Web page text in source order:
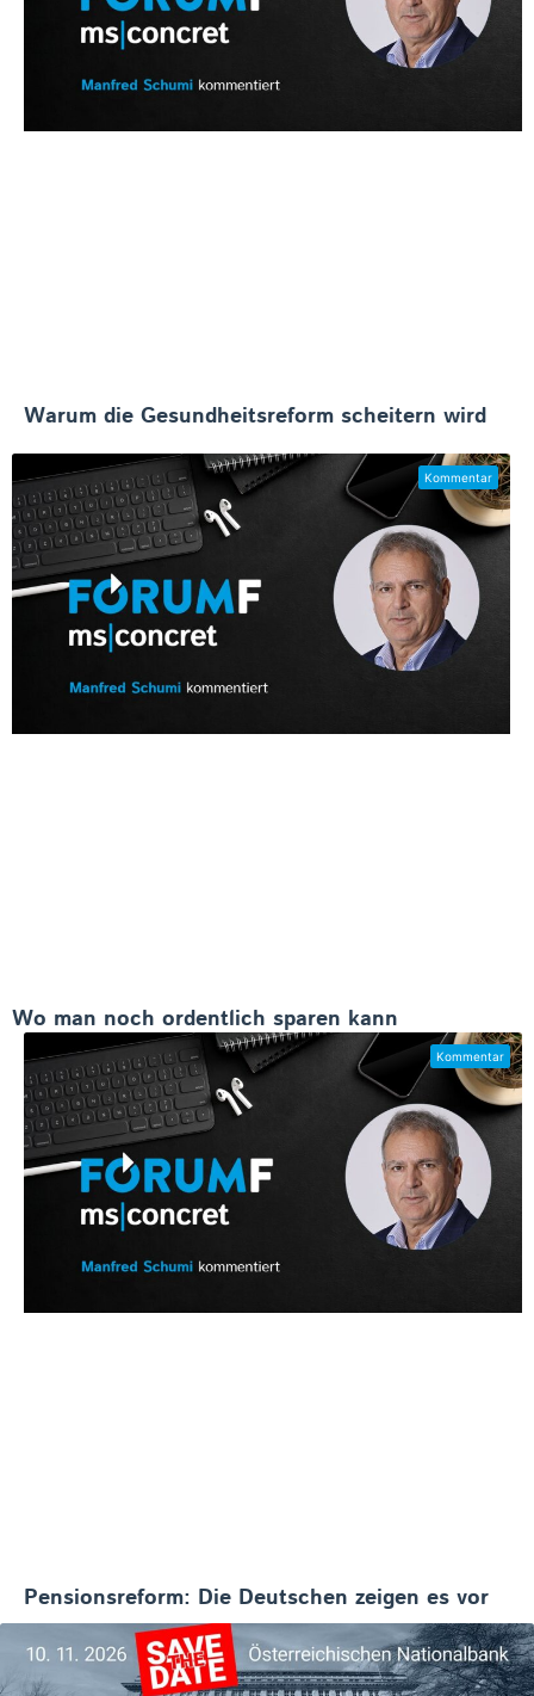
Warum die Gesundheitsreform scheitern wird
Wo man noch ordentlich sparen kann
Pensionsreform: Die Deutschen zeigen es vor